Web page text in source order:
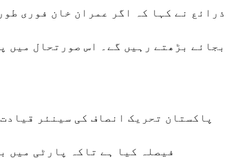
ذرائع نے کہا کہ اگر عمران خان فوری
بجائے بڑھتے رہیں گے۔ اس صورتحال میں
پاکستان تحریک انصاف کی سینئر
فیصلہ کیا ہے تاکہ پارٹی میں